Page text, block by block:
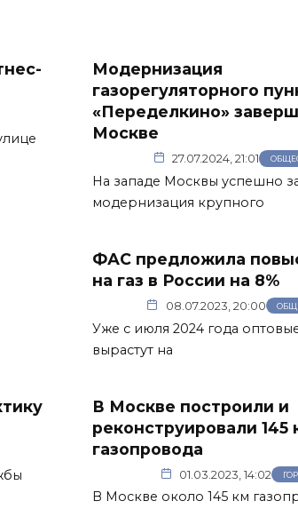
Модернизация
газорегуляторного
«Переделкино»
Москве
27.07.2024, 21:01
На западе Москвы успешно
модернизация крупного
ФАС предложила
на газ в России на 8%
08.07.2023, 20:00
Уже с июля 2024 года
вырастут на
В Москве построили и
реконструировали 145
газопровода
01.03.2023, 14:02
В Москве около 145 км